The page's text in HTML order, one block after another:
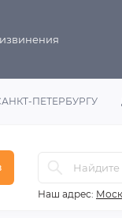
ПЕТЕРБУРГУ
Наш адрес: